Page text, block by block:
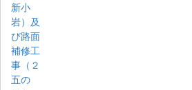
新小
岩）及
び路面
補修工
事（２
五の